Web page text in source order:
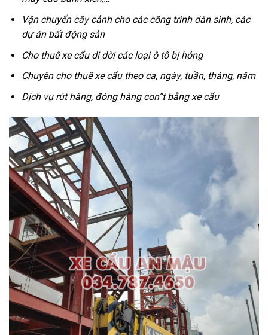
Vận chuyển cây cảnh cho các công trình dân sinh, các
dự án bất động sản
Cho thuê xe cẩu di dời các loại ô tô bị hỏng
Chuyên cho thuê xe cẩu theo ca, ngày, tuần, tháng, năm
Dịch vụ rút hàng, đóng hàng con”t bằng xe cẩu